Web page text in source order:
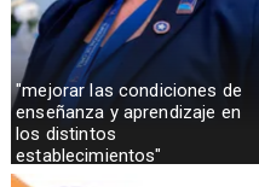
"mejorar las condiciones de
enseñanza y aprendizaje en
los distintos
establecimientos"